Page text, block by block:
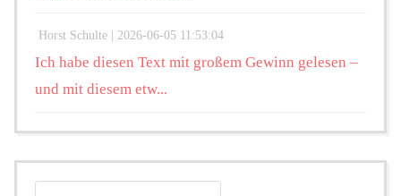
Horst Schulte | 2026-06-05 11:53:04
Ich habe diesen Text mit großem Gewinn gelesen –
und mit diesem etw...